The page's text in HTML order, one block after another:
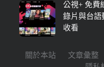
公視+ 免費
錄片與台語
收看
關於本站 文章彙整